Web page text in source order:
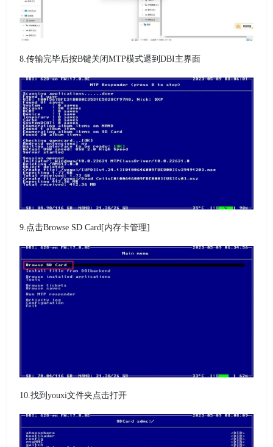
8.传输完毕后按B键关闭MTP模式退到DBI主界面
9.点击Browse SD Card[内存卡管理]
10.找到youxi文件夹点击打开